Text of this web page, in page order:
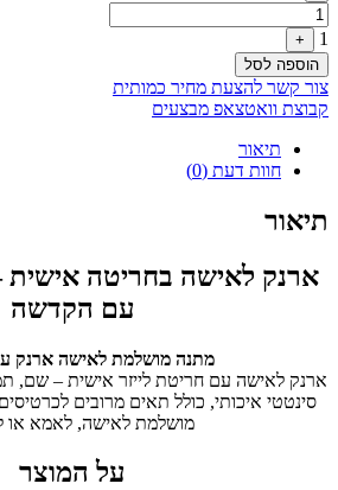
1
+
הוספה לסל
צור קשר להצעת מחיר כמותית
קבוצת וואטצאפ מבצעים
תיאור
חוות דעת (0)
תיאור
ארנק לאישה בחריטה אישית
עם הקדשה
מתנה מושלמת לאישה ארנק
ארנק לאישה עם חריטת לייזר אישית – שם,
סינטטי איכותי, כולל תאים מרובים
מושלמת לאישה, לאמא או
על המוצר